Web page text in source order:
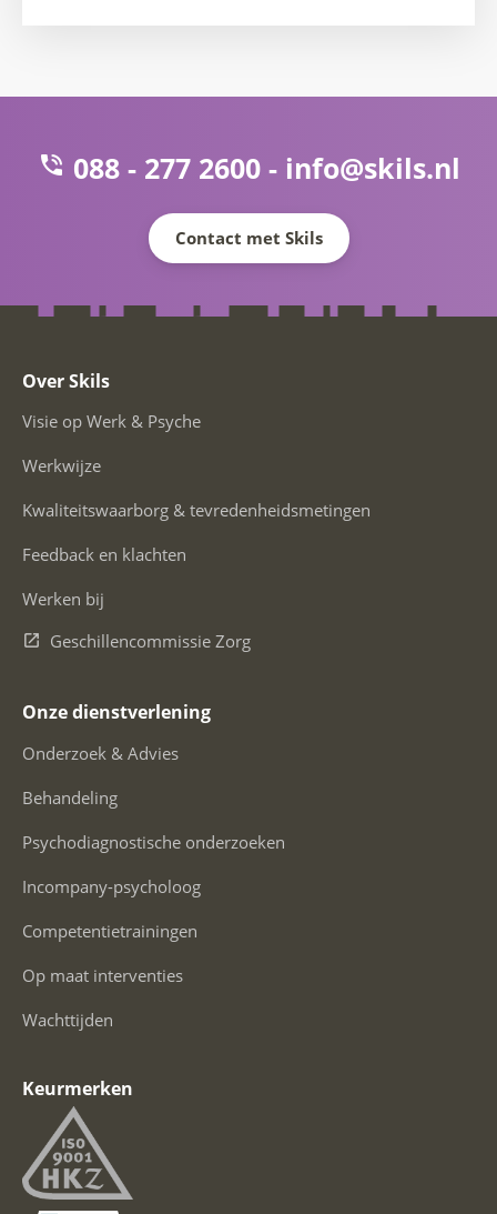
088 - 277 2600 - info@skils.nl
Contact met Skils
Over Skils
Visie op Werk & Psyche
Werkwijze
Kwaliteitswaarborg & tevredenheidsmetingen
Feedback en klachten
Werken bij
Geschillencommissie Zorg
Onze dienstverlening
Onderzoek & Advies
Behandeling
Psychodiagnostische onderzoeken
Incompany-psycholoog
Competentietrainingen
Op maat interventies
Wachttijden
Keurmerken